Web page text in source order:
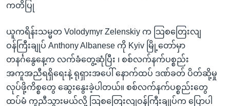
ရန်ကတိပြု
ယူကရိန်းသမ္မတ Volodymyr Zelenskiy က သြစတြေးလျ
ဝန်ကြီးချုပ် Anthony Albanese ကို Kyiv မြို့တော်မှာ
တနင်္ဂနွေနေ့က လက်ခံတွေ့ဆုံပြီး ၊ စစ်လက်နက်ပစ္စည်း
အကူအညီရရှိရေးနဲ့ ရုရှားအပေါ် နောက်ထပ် ဒဏ်ခတ် ပိတ်ဆို့မှု
လုပ်ဖို့ကိစ္စတွေ ဆွေးနွေးခဲ့ပါတယ်။ စစ်လက်နက်ပစ္စည်းတွေ
ထပ်မံ ကူညီသွားမယ်လို့ သြစတြေးလျဝန်ကြီးချုပ်က ပြောပါ